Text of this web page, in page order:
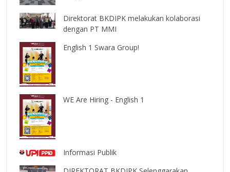
Direktorat BKDIPK melakukan kolaborasi
dengan PT MMI
English 1 Swara Group!
WE Are Hiring - English 1
Informasi Publik